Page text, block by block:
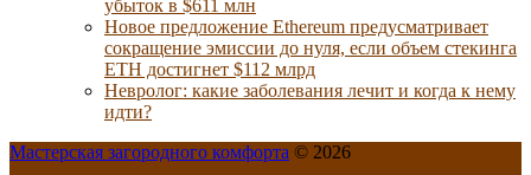
убыток в $611 млн
Новое предложение Ethereum предусматривает
сокращение эмиссии до нуля, если объем стекинга
ETH достигнет $112 млрд
Невролог: какие заболевания лечит и когда к нему
идти?
Мастерская загородного комфорта © 2026